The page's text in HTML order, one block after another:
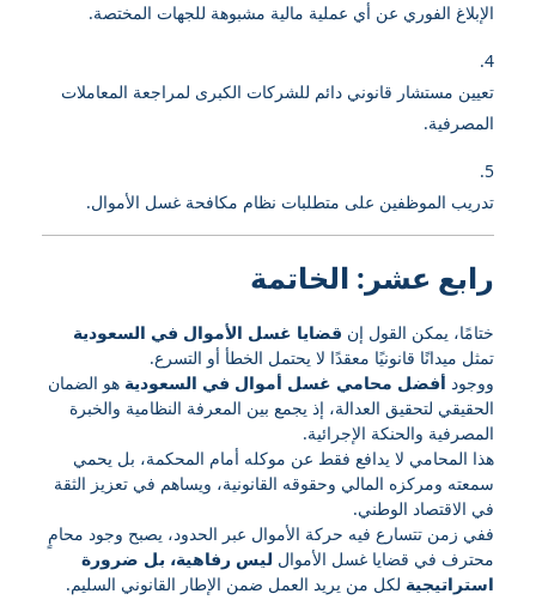
الإبلاغ الفوري عن أي عملية مالية مشبوهة للجهات المختصة.
تعيين مستشار قانوني دائم للشركات الكبرى لمراجعة المعاملات
المصرفية.
تدريب الموظفين على متطلبات نظام مكافحة غسل الأموال.
رابع عشر: الخاتمة
ختامًا، يمكن القول إن قضايا غسل الأموال في السعودية
تمثل ميدانًا قانونيًا معقدًا لا يحتمل الخطأ أو التسرع.
ووجود أفضل محامي غسل أموال في السعودية هو الضمان
الحقيقي لتحقيق العدالة، إذ يجمع بين المعرفة النظامية والخبرة
المصرفية والحنكة الإجرائية.
هذا المحامي لا يدافع فقط عن موكله أمام المحكمة، بل يحمي
سمعته ومركزه المالي وحقوقه القانونية، ويساهم في تعزيز الثقة
في الاقتصاد الوطني.
ففي زمن تتسارع فيه حركة الأموال عبر الحدود، يصبح وجود محامٍ
محترف في قضايا غسل الأموال ليس رفاهية، بل ضرورة
استراتيجية لكل من يريد العمل ضمن الإطار القانوني السليم.